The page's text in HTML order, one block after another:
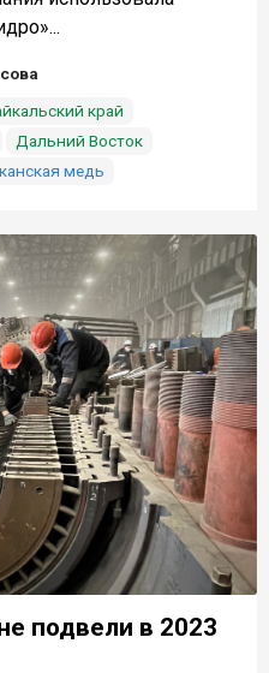
край
Дальний Восток
медь
подвели в 2023